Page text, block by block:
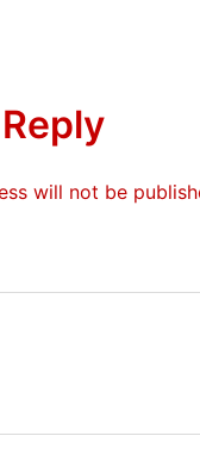
will not be